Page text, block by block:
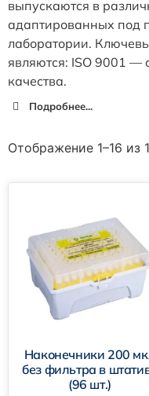
выпускаются в
адаптированных под
лаборатории.
являются: ISO 9001 —
качества.
Подробнее...
Отображение 1–16 из
Наконечники 200
без фильтра в
(96 шт.)